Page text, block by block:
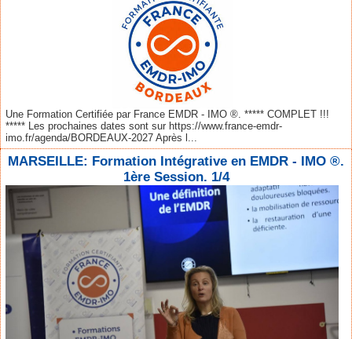
Une Formation Certifiée par France EMDR - IMO ®. ***** COMPLET !!!
***** Les prochaines dates sont sur https://www.france-emdr-
imo.fr/agenda/BORDEAUX-2027 Après l...
MARSEILLE: Formation Intégrative en EMDR - IMO ®.
1ère Session. 1/4